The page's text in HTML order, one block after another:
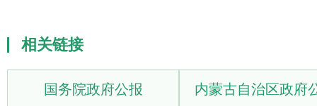
相关链接
国务院政府公报 内蒙古自治区政府